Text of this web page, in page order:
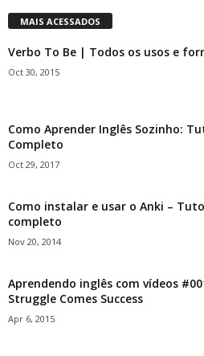
MAIS ACESSADOS
Verbo To Be | Todos os usos e
Oct 30, 2015
Como Aprender Inglês Sozinho:
Completo
Oct 29, 2017
Como instalar e usar o Anki –
completo
Nov 20, 2014
Aprendendo inglês com vídeos
Struggle Comes Success
Apr 6, 2015